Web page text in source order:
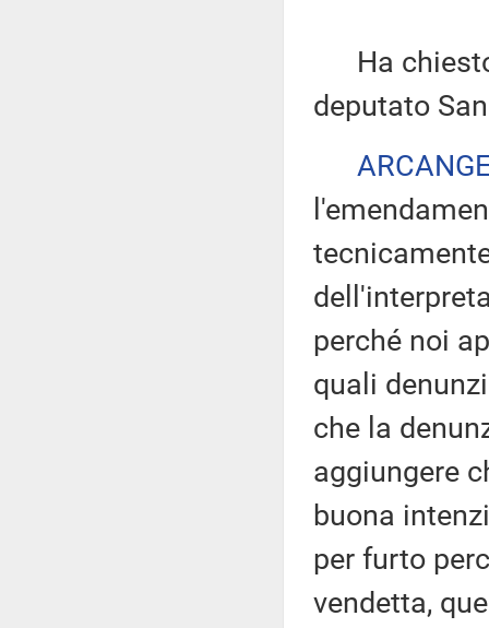
Ha chiesto
deputato
perché noi
quali
che la
aggiungere
buona
per furto
vendetta,